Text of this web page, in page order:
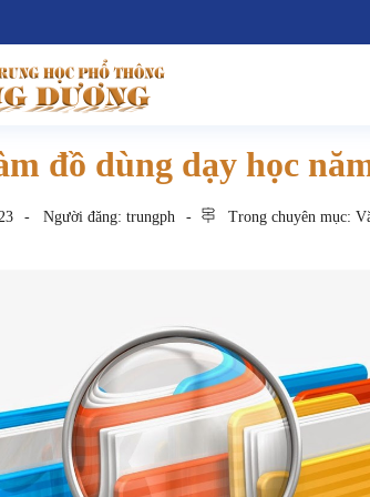
đồ dùng dạy học
Người đăng: trungph Trong chuyên mục: